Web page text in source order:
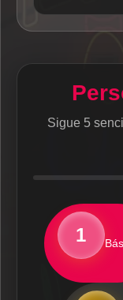
Sigue 5
1